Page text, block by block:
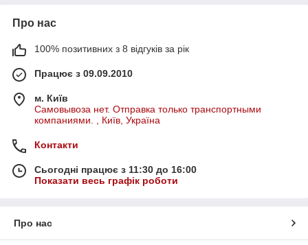
Про нас
100% позитивних з 8 відгуків за рік
Працює з 09.09.2010
м. Київ
Самовывоза нет. Отправка только транспортными
компаниями. , Київ, Україна
Контакти
Сьогодні працює з 11:30 до 16:00
Показати весь графік роботи
Про нас